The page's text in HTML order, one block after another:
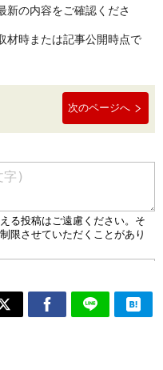
新の内容をご確認くださ
材時または記事公開時点で
次のページへ